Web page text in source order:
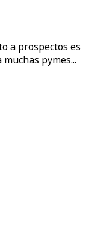
a prospectos es
pymes...